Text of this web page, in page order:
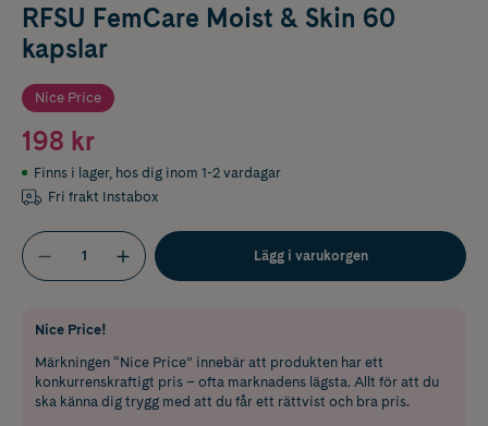
RFSU FemCare Moist & Skin 60
kapslar
Nice Price
198 kr
Finns i lager, hos dig inom 1-2 vardagar
Fri frakt Instabox
Lägg i varukorgen
Nice Price!
Märkningen “Nice Price” innebär att produkten har ett
konkurrenskraftigt pris – ofta marknadens lägsta. Allt för att du
ska känna dig trygg med att du får ett rättvist och bra pris.